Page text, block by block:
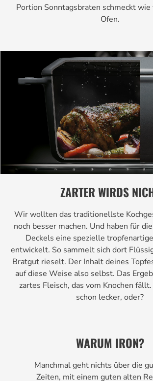
Portion Sonntagsbraten schmeckt wie
Ofen.
ZARTER WIRDS
Wir wollten das traditionellste
noch besser machen. Und haben für
Deckels eine spezielle
entwickelt. So sammelt sich dort
Bratgut rieselt. Der Inhalt deines
auf diese Weise also selbst. Das
zartes Fleisch, das vom Knochen
schon lecker, oder?
WARUM IRON?
Manchmal geht nichts über die
Zeiten, mit einem guten alten